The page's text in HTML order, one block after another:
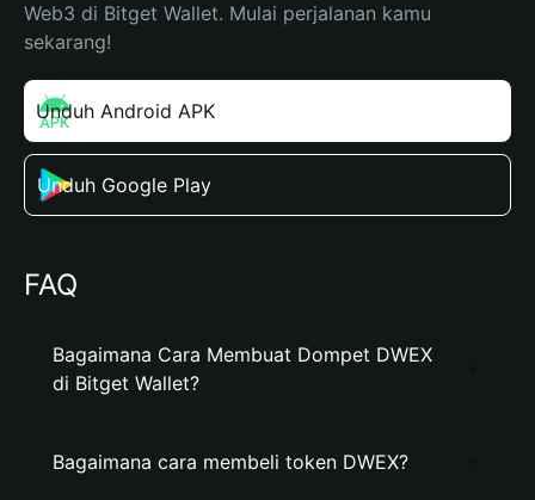
Web3 di Bitget Wallet. Mulai perjalanan kamu
sekarang!
Unduh Android APK
Unduh Google Play
FAQ
Bagaimana Cara Membuat Dompet DWEX
di Bitget Wallet?
Bagaimana cara membeli token DWEX?